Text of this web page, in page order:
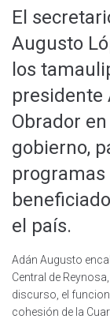
El
Augusto
los
presidente
Obrador
gobierno,
programas
el país.
Adán Augusto
Central de
discurso, el
cohesión de la